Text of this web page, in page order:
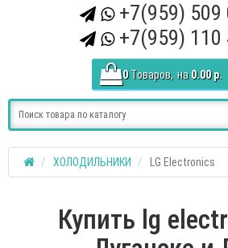
+7(959) 509
+7(959) 110
0 Tоваров, на 0.00 р.
ХОЛОДИЛЬНИКИ LG Electronics
Купить lg